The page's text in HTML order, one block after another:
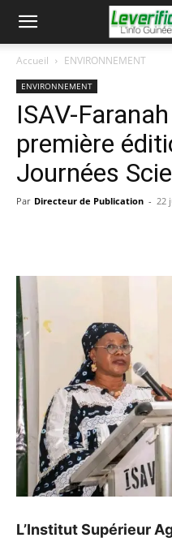
Accueil ENVIRONNEMENT
ENVIRONNEMENT
ISAV-
première
Journées
Par Directeur de Publication - 22
L’Institut Supérieur